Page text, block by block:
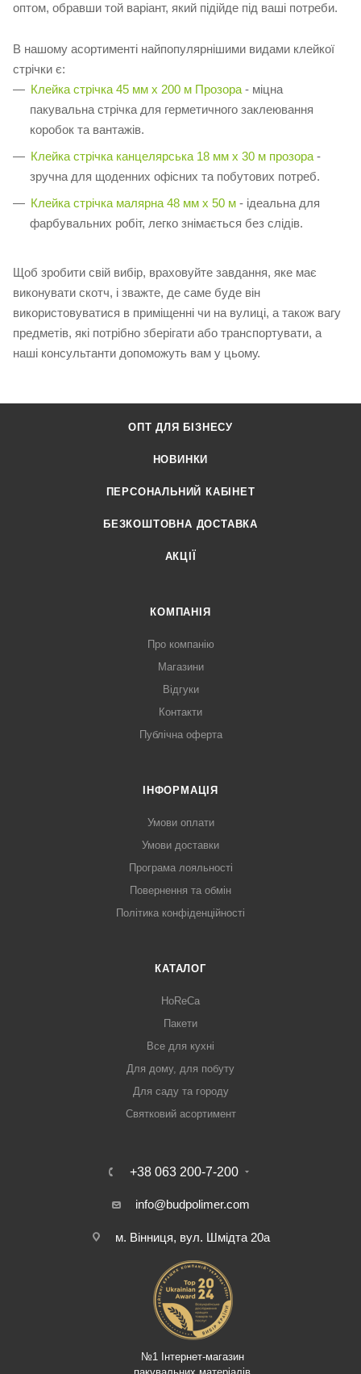
оптом, обравши той варіант, який підійде під ваші потреби.
В нашому асортименті найпопулярнішими видами клейкої
стрічки є:
Клейка стрічка 45 мм х 200 м Прозора- міцна
пакувальна стрічка для герметичного заклеювання
коробок та вантажів.
Клейка стрічка канцелярська 18 мм х 30 м прозора-
зручна для щоденних офісних та побутових потреб.
Клейка стрічка малярна 48 мм х 50 м - ідеальна для
фарбувальних робіт, легко знімається без слідів.
Щоб зробити свій вибір, враховуйте завдання, яке має
виконувати скотч, і зважте, де саме буде він
використовуватися в приміщенні чи на вулиці, а також вагу
предметів, які потрібно зберігати або транспортувати, а
наші консультанти допоможуть вам у цьому.
ОПТ ДЛЯ БІЗНЕСУ
НОВИНКИ
ПЕРСОНАЛЬНИЙ КАБІНЕТ
БЕЗКОШТОВНА ДОСТАВКА
АКЦІЇ
КОМПАНІЯ
Про компанію
Магазини
Відгуки
Контакти
Публічна оферта
ІНФОРМАЦІЯ
Умови оплати
Умови доставки
Програма лояльності
Повернення та обмін
Політика конфіденційності
КАТАЛОГ
HoReCa
Пакети
Все для кухні
Для дому, для побуту
Для саду та городу
Святковий асортимент
+38 063 200-7-200
info@budpolimer.com
м. Вінниця, вул. Шмідта 20а
№1 Інтернет-магазин